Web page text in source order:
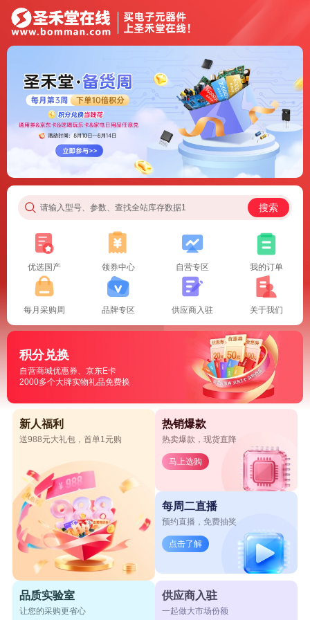
请输入型号、参数、查找全站库存数据1 搜索
优选国产 领券中心 自营专区 我的订单
每月采购周 品牌专区 供应商入驻 关于我们
积分兑换
自营商城优惠券、京东E卡
2000多个大牌实物礼品免费换
新人福利
送988元大礼包，首单1元购
热销爆款
热卖爆款，现货直降
马上选购
每周二直播
预约直播，免费抽奖
点击了解
品质实验室
让您的采购更省心
供应商入驻
一起做大市场份额